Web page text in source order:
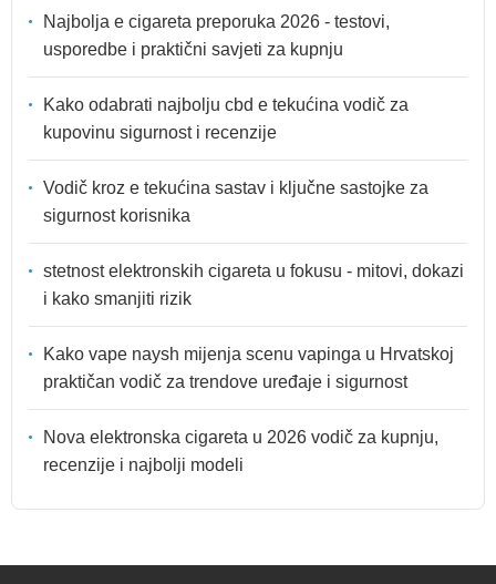
Najbolja e cigareta preporuka 2026 - testovi,
usporedbe i praktični savjeti za kupnju
Kako odabrati najbolju cbd e tekućina vodič za
kupovinu sigurnost i recenzije
Vodič kroz e tekućina sastav i ključne sastojke za
sigurnost korisnika
stetnost elektronskih cigareta u fokusu - mitovi, dokazi
i kako smanjiti rizik
Kako vape naysh mijenja scenu vapinga u Hrvatskoj
praktičan vodič za trendove uređaje i sigurnost
Nova elektronska cigareta u 2026 vodič za kupnju,
recenzije i najbolji modeli